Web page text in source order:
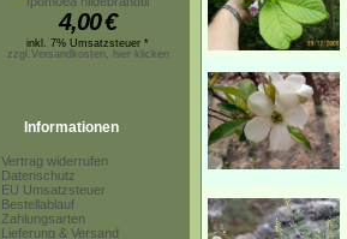
4,00€
inkl. 7% Umsatzsteuer *
zzgl.Versandkosten, hier klicken
Informationen
Vertrag widerrufen
Datenschutz
EU Umsatzsteuer
Bestellablauf
Zahlungsarten
Lieferung & Versand